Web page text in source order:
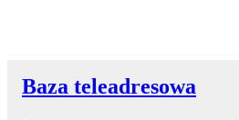
Baza teleadresowa